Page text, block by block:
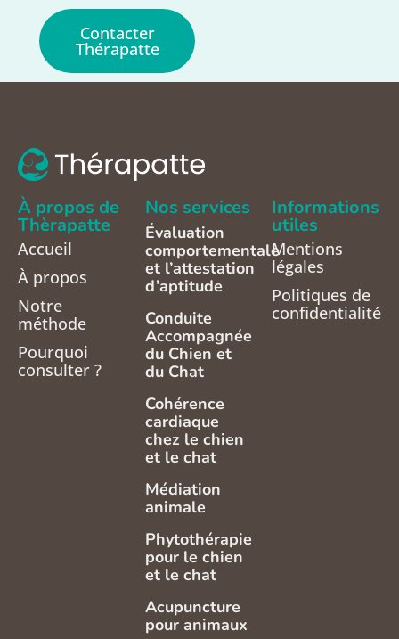
Contacter
Thérapatte
À propos de
Thèrapatte
Accueil
À propos
Notre
méthode
Pourquoi
consulter ?
Nos services
Évaluation
comportementale
et l’attestation
d’aptitude
Conduite
Accompagnée
du Chien et
du Chat
Cohérence
cardiaque
chez le chien
et le chat
Médiation
animale
Phytothérapie
pour le chien
et le chat
Acupuncture
pour animaux
Informations
utiles
Mentions
légales
Politiques de
confidentialité